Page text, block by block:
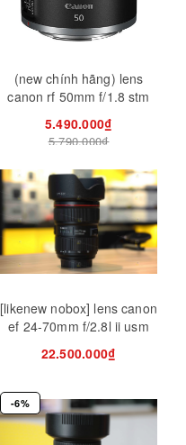
(new chính hãng) lens
canon rf 50mm f/1.8 stm
5.490.000₫
5.790.000₫
[likenew nobox] lens canon
ef 24-70mm f/2.8l ii usm
22.500.000₫
-6%